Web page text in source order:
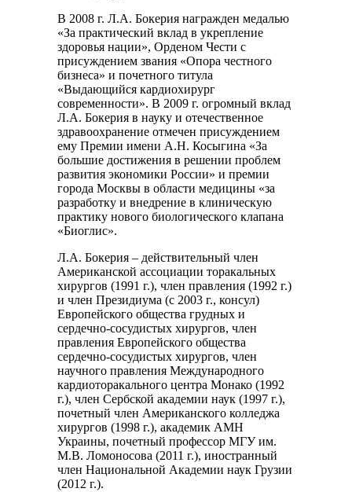
В 2008 г. Л.А. Бокерия награжден медалью
«За практический вклад в укрепление
здоровья нации», Орденом Чести с
присуждением звания «Опора честного
бизнеса» и почетного титула
«Выдающийся кардиохирург
современности». В 2009 г. огромный вклад
Л.А. Бокерия в науку и отечественное
здравоохранение отмечен присуждением
ему Премии имени А.Н. Косыгина «За
большие достижения в решении проблем
развития экономики России» и премии
города Москвы в области медицины «за
разработку и внедрение в клиническую
практику нового биологического клапана
«Биоглис».
Л.А. Бокерия – действительный член
Американской ассоциации торакальных
хирургов (1991 г.), член правления (1992 г.)
и член Президиума (с 2003 г., консул)
Европейского общества грудных и
сердечно-сосудистых хирургов, член
правления Европейского общества
сердечно-сосудистых хирургов, член
научного правления Международного
кардиоторакального центра Монако (1992
г.), член Сербской академии наук (1997 г.),
почетный член Американского колледжа
хирургов (1998 г.), академик АМН
Украины, почетный профессор МГУ им.
М.В. Ломоносова (2011 г.), иностранный
член Национальной Академии наук Грузии
(2012 г.).